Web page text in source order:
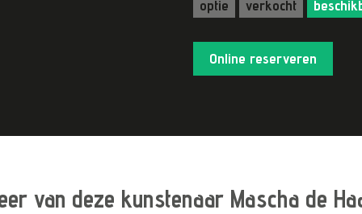
optie verkocht
Online reserveren
van deze kunstenaar Mascha de